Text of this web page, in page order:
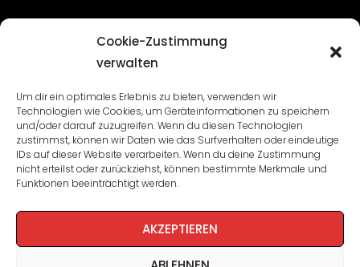
Cookie-Zustimmung
verwalten
Um dir ein optimales Erlebnis zu bieten, verwenden wir
Technologien wie Cookies, um Geräteinformationen zu speichern
und/oder darauf zuzugreifen. Wenn du diesen Technologien
zustimmst, können wir Daten wie das Surfverhalten oder eindeutige
IDs auf dieser Website verarbeiten. Wenn du deine Zustimmung
nicht erteilst oder zurückziehst, können bestimmte Merkmale und
Funktionen beeinträchtigt werden.
AKZEPTIEREN
Seminare und Veranstaltungen
Lehrgänge
WBA: Direktion und Team
Impressum/Datenschutz
Cookie-Richtlinie